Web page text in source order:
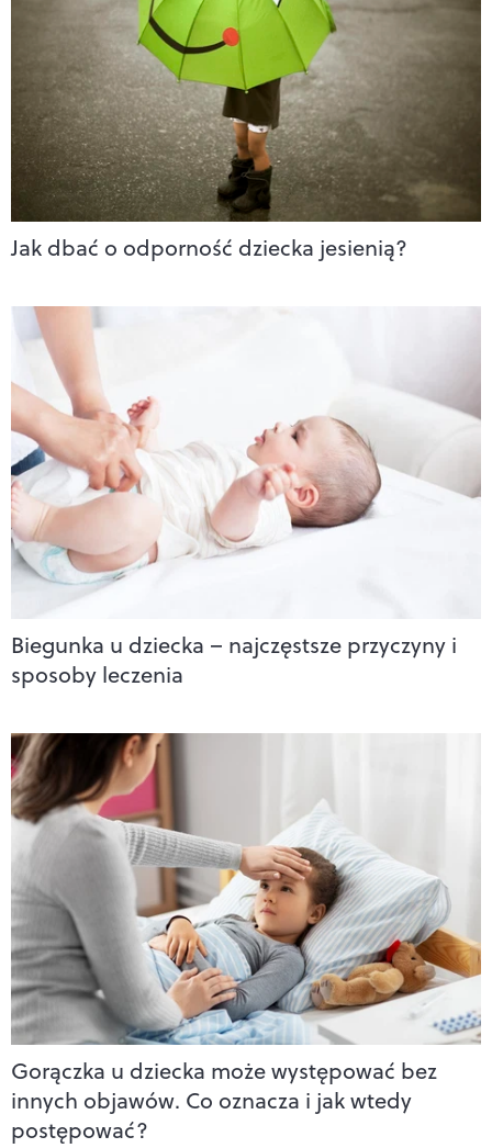
Jak dbać o odporność dziecka jesienią?
Biegunka u dziecka – najczęstsze przyczyny i
sposoby leczenia
Gorączka u dziecka może występować bez
innych objawów. Co oznacza i jak wtedy
postępować?